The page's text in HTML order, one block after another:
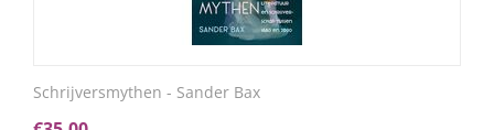
Schrijversmythen - Sander Bax